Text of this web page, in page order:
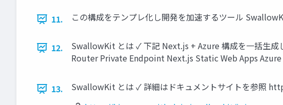
11. この構成をテンプレ化し開発を加速するツール
12.
SwallowKit とは ✓ 下記 Next.js + Azure 構成を一括生成
Router Private Endpoint Next.js Static Web Apps
13.
SwallowKit とは ✓ 詳細はドキュメントサイトを参照